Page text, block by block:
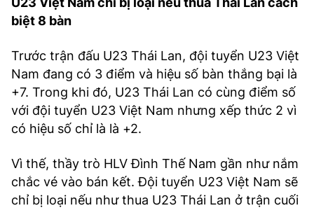
biệt 8 bàn
Trước trận đấu U23 Thái Lan, đội tuyển U23 Việt
Nam đang có 3 điểm và hiệu số bàn thắng bại là
+7. Trong khi đó, U23 Thái Lan có cùng điểm số
với đội tuyển U23 Việt Nam nhưng xếp thức 2 vì
có hiệu số chỉ là là +2.
Vì thế, thầy trò HLV Đình Thế Nam gần như nắm
chắc vé vào bán kết. Đội tuyển U23 Việt Nam sẽ
chỉ bị loại nếu như thua U23 Thái Lan ở trận cuối